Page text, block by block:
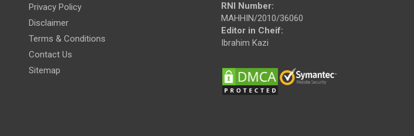
Privacy Policy
Disclaimer
Terms & Conditions
Contact Us
Sitemap
RNI Number:
MAHHIN/2010/36060
Editor in Cheif:
Ibrahim Kazi